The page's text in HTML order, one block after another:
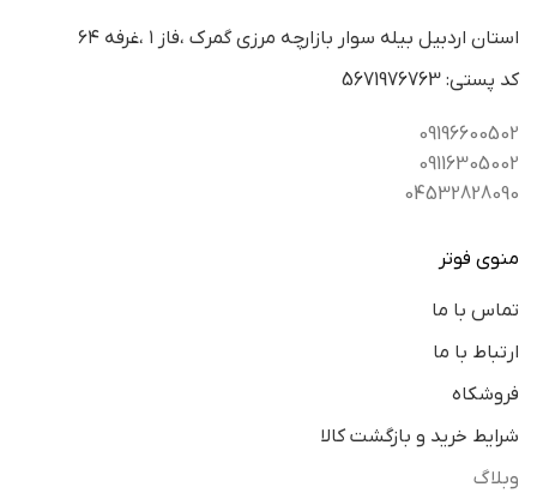
استان اردبيل بيله سوار بازارچه مرزي گمرك ،فاز ١ ،غرفه ٦٤
كد پستي: 5671976763
09196600502
09116305002
04532828090
منوی فوتر
تماس با ما
ارتباط با ما
فروشکاه
شرایط خرید و بازگشت کالا
وبلاگ